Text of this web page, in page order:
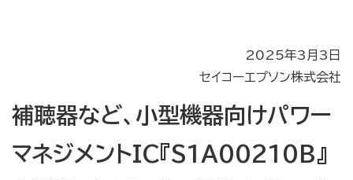
2025年3月3日
セイコーエプソン株式会社
補聴器など、小型機器向けパワー
マネジメントIC『S1A00210B』